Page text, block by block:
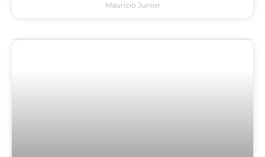
Mauricio Junior